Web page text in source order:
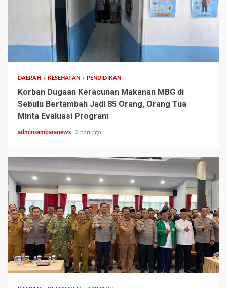
3 min read
DAERAH KESEHATAN PENDIDIKAN
Korban Dugaan Keracunan Makanan MBG di
Sebulu Bertambah Jadi 85 Orang, Orang Tua
Minta Evaluasi Program
adminsambaranews 2 hari ago
2 min read